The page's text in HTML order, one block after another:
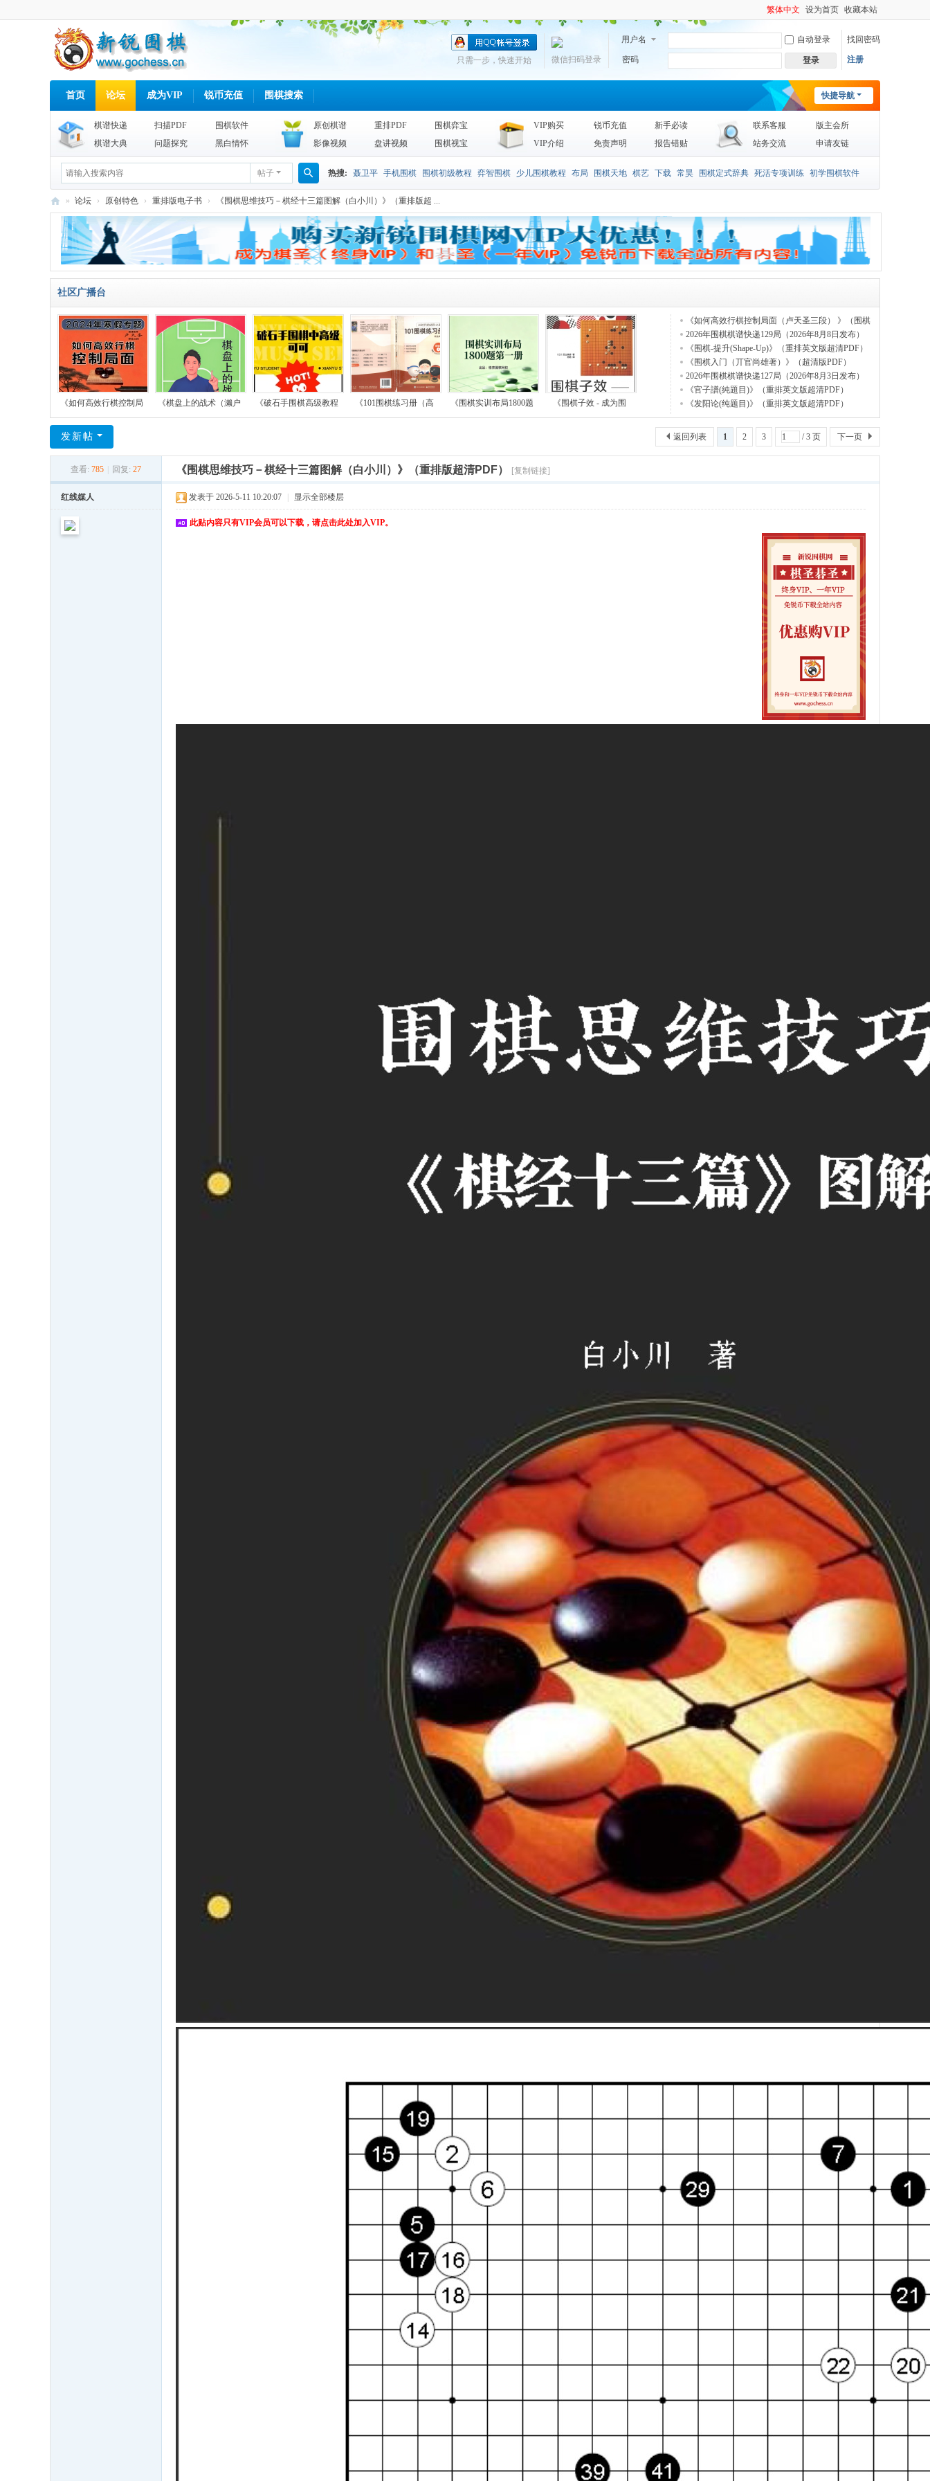
繁体中文 设为首页 收藏本站
用户名 自动登录 找回密码
密码 登录 注册
微信扫码登录
只需一步，快速开始
快捷导航
首页 论坛 成为VIP 锐币充值 围棋搜索
棋谱快递 扫描PDF
围棋软件
棋谱大典
问题探究 黑白情怀
原创棋谱 重排PDF
围棋弈宝
影像视频
盘讲视频 围棋视宝
VIP购买 锐币充值
新手必读
VIP介绍
免责声明 报告错贴
联系客服
版主会所
站务交流
申请友链
帖子
搜
索
热搜: 聂卫平 手机围棋 围棋初级教程 弈智围棋 少儿围棋教程 布局 围棋天地 棋艺 下载 常昊 围棋定式辞典 死活专项训练 初学围棋软件
围棋天地2013 李昌镐 死活 手筋辞典
棋
» 论坛 › 原创特色 › 重排版电子书 › 《围棋思维技巧－棋经十三篇图解（白小川）》（重排版超 ...
社区广播台
《如何高效行棋控制局 《棋盘上的战术（濑户 《破石手围棋高级教程 《101围棋练习册（高 《围棋实训布局1800题 《围棋子效 - 成为围
《如何高效行棋控制局面（卢天圣三段） 》（围棋
视频1
2026年围棋棋谱快递129局（2026年8月8日发布）
《围棋-提升(Shape-Up)》（重排英文版超清PDF）
《围棋入门（丌官尚雄著）》（超清版PDF）
2026年围棋棋谱快递127局（2026年8月3日发布）
《官子譜(純題目)》（重排英文版超清PDF）
《发阳论(纯题目)》（重排英文版超清PDF）
1 2 3 / 3 页 下一页
返回列表
发新帖
查看: 785 回复: 27 《围棋思维技巧－棋经十三篇图解（白小川）》（重排版超清PDF） [复制链接]
红线媒人 发表于 2026-5-11 10:20:07 显示全部楼层
此贴内容只有VIP会员可以下载，请点击此处加入VIP。